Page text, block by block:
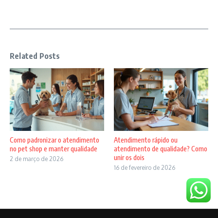
Related Posts
Como padronizar o atendimento
no pet shop e manter qualidade
2 de março de 2026
Atendimento rápido ou
atendimento de qualidade? Como
unir os dois
16 de fevereiro de 2026